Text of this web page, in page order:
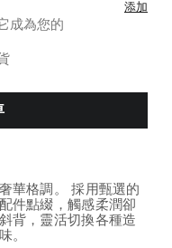
成為您的
添加
華格調。 採用甄選的
件點綴，觸感柔潤卻
背，靈活切換各種造
。